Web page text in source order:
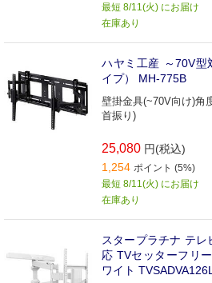
最短 8/11(火) にお届け
在庫あり
ハヤミ工産 ～70V型
イプ） MH-775B
壁掛金具(~70V向け)角
首振り)
25,080 円(税込)
1,254 ポイント (5%)
最短 8/11(火) にお届け
在庫あり
スタープラチナ テ
応 TVセッターフリ
ワイト